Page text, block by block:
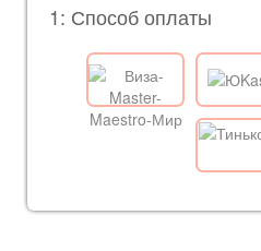
1: Способ оплаты